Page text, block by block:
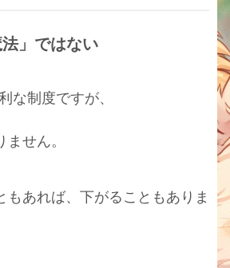
」ではない
な制度ですが、
せん。
もあれば、下がることもありま